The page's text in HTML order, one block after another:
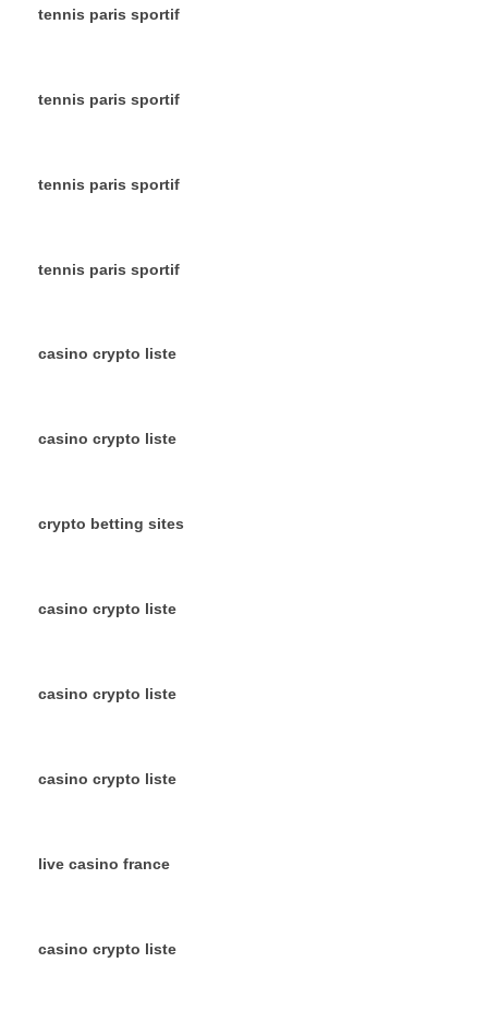
tennis paris sportif
tennis paris sportif
tennis paris sportif
tennis paris sportif
casino crypto liste
casino crypto liste
crypto betting sites
casino crypto liste
casino crypto liste
casino crypto liste
live casino france
casino crypto liste